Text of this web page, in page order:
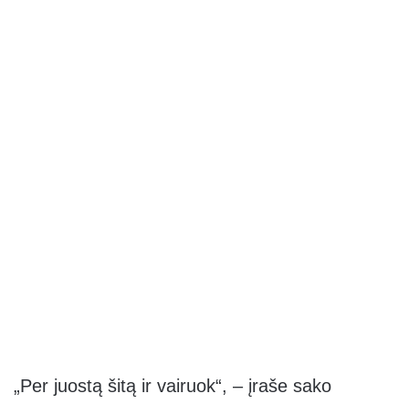
„Per juostą šitą ir vairuok“, – įraše sako